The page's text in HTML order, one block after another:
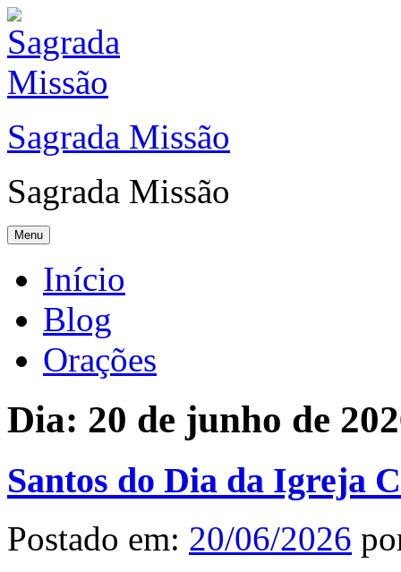
Sagrada Missão
Sagrada Missão
Menu
Início
Blog
Orações
Dia: 20 de junho de
Santos do Dia da Igreja
Postado em: 20/06/2026